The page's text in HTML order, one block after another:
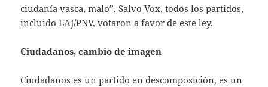
ciudanía vasca, malo”. Salvo Vox, todos los partidos,
incluido EAJ/PNV, votaron a favor de este ley.
Ciudadanos, cambio de imagen
Ciudadanos es un partido en descomposición, es un